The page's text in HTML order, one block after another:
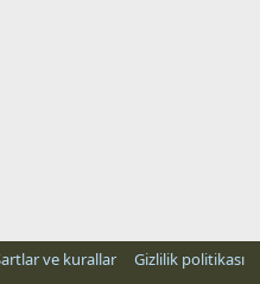
ve kurallar Gizlilik politikası